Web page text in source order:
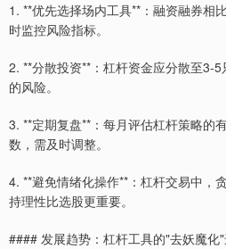
1. **优先选择场内工具**：融资融券相
时监控风险指标。
2. **分散投资**：杠杆资金应分散至3-
的风险。
3. **定期复盘**：每月评估杠杆策略的
数，需及时调整。
4. **避免情绪化操作**：杠杆交易中，
持理性比选股更重要。
#### 发展趋势：杠杆工具的"去妖魔化